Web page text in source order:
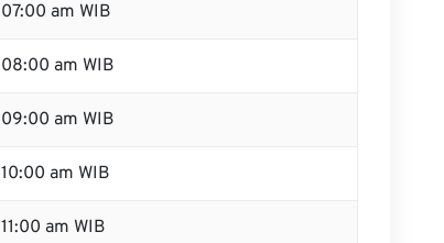
07:00 am WIB
08:00 am WIB
09:00 am WIB
10:00 am WIB
11:00 am WIB